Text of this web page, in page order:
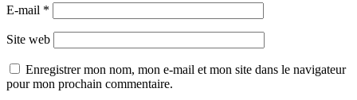
E-mail *
Site web
Enregistrer mon nom, mon e-mail et mon site dans le navigateur
pour mon prochain commentaire.